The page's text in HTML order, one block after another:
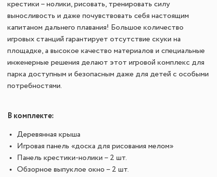
крестики – нолики, рисовать, тренировать силу
выносливость и даже почувствовать себя настоящим
капитаном дальнего плавания! Большое количество
игровых станций гарантирует отсутствие скуки на
площадке, а высокое качество материалов и специальные
инженерные решения делают этот игровой комплекс для
парка доступным и безопасным даже для детей с особыми
потребностями.
В комплекте:
Деревянная крыша
Игровая панель «доска для рисования мелом»
Панель крестики-нолики – 2 шт.
Обзорное выпуклое окно – 2 шт.